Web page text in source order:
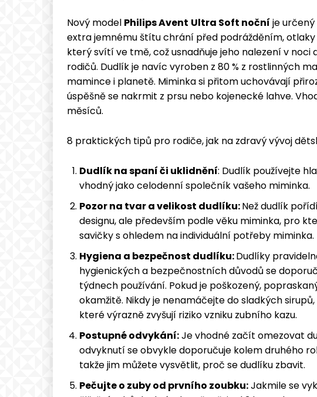
Nový model Philips Avent Ultra Soft noční je
extra jemnému štítu chrání před podrážděním, otlaky
který svítí ve tmě, což usnadňuje jeho nalezení v noci
rodičů. Dudlík je navíc vyroben z 80 % z rostlinných
mamince i planetě. Miminka si přitom uchovávají
úspěšně se nakrmit z prsu nebo kojenecké lahve.
měsíců.
8 praktických tipů pro rodiče, jak na zdravý vývoj
Dudlík na spaní či uklidnění: Dudlík používejte
vhodný jako celodenní společník vašeho miminka.
Pozor na tvar a velikost dudlíku:Než dudlík
designu, ale především podle věku miminka, pro
savičky s ohledem na individuální potřeby miminka.
Hygiena a bezpečnost dudlíku:Dudlíky
hygienických a bezpečnostních důvodů se
týdnech používání. Pokud je poškozený,
okamžitě. Nikdy je nenamáčejte do sladkých
které výrazně zvyšují riziko vzniku zubního kazu.
Postupné odvykání:Je vhodné začít omezovat
odvyknutí se obvykle doporučuje kolem druhého
takže jim můžete vysvětlit, proč se dudlíku zbavit.
Pečujte o zuby od prvního zoubku:Jakmile se